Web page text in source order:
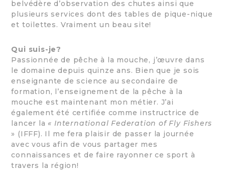
belvédère d’observation des chutes ainsi que
plusieurs services dont des tables de pique-nique
et toilettes. Vraiment un beau site!
Qui suis-je?
Passionnée de pêche à la mouche, j’œuvre dans
le domaine depuis quinze ans. Bien que je sois
enseignante de science au secondaire de
formation, l’enseignement de la pêche à la
mouche est maintenant mon métier. J’ai
également été certifiée comme instructrice de
lancer la « International Federation of Fly Fishers
» (IFFF). Il me fera plaisir de passer la journée
avec vous afin de vous partager mes
connaissances et de faire rayonner ce sport à
travers la région!